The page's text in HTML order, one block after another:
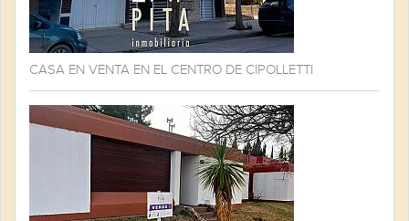
CASA EN VENTA EN EL CENTRO DE CIPOLLETTI